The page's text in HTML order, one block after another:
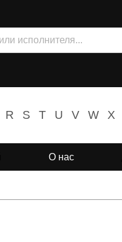
R S T U V W X
О нас